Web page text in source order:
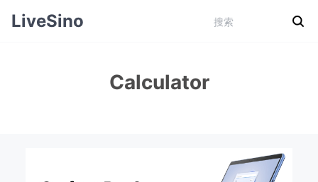
LiveSino
Calculator